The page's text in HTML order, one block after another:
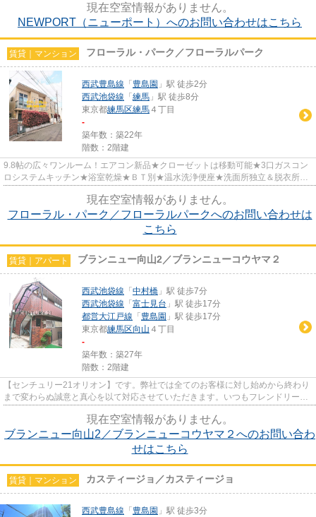
現在空室情報がありません。
NEWPORT（ニューポート）へのお問い合わせはこちら
賃貸｜マンション フローラル・パーク／フローラルパーク
西武豊島線 「 豊島園 」駅 徒歩2分
西武池袋線 「 練馬 」駅 徒歩8分
東京都練馬区練馬 ４丁目
-
築年数：築22年
階数：2階建
9.8帖の広々ワンルーム！エアコン新品★クローゼットは移動可能★3口ガスコン
ロシステムキッチン★浴室乾燥★ＢＴ別★温水洗浄便座★洗面所独立＆脱衣所★
現在空室情報がありません。
フローラル・パーク／フローラルパークへのお問い合わせは
こちら
賃貸｜アパート ブランニュー向山2／ブランニューコウヤマ２
西武池袋線 「 中村橋 」駅 徒歩7分
西武池袋線 「 富士見台 」駅 徒歩17分
都営大江戸線 「 豊島園 」駅 徒歩17分
東京都練馬区向山 ４丁目
-
築年数：築27年
階数：2階建
【センチュリー21オリオン】です。弊社では全てのお客様に対し始めから終わり
まで変わらぬ誠意と真心を以て対応させていただきます。いつもフレンドリーな
現在空室情報がありません。
ブランニュー向山2／ブランニューコウヤマ２へのお問い合わ
せはこちら
賃貸｜マンション カスティージョ／カスティージョ
西武豊島線 「 豊島園 」駅 徒歩3分